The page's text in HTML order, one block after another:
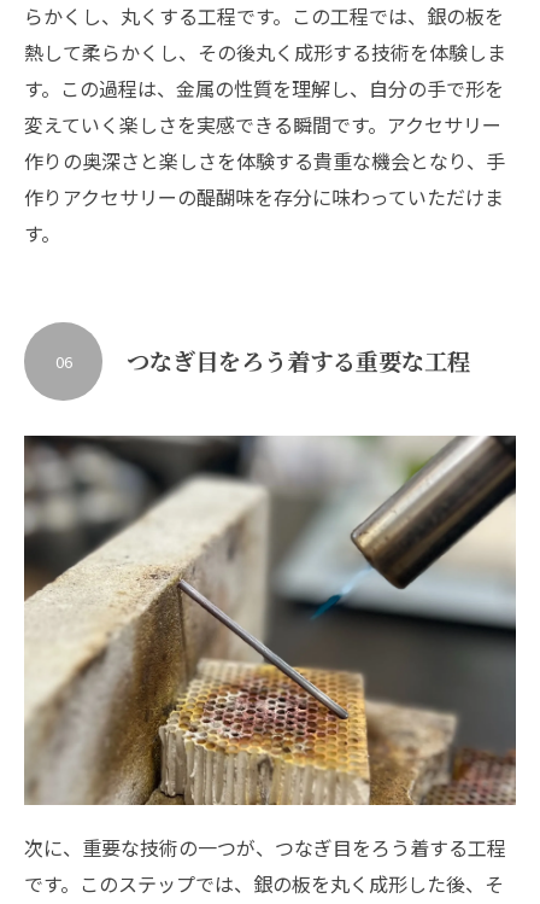
らかくし、丸くする工程です。この工程では、銀の板を
熱して柔らかくし、その後丸く成形する技術を体験しま
す。この過程は、金属の性質を理解し、自分の手で形を
変えていく楽しさを実感できる瞬間です。アクセサリー
作りの奥深さと楽しさを体験する貴重な機会となり、手
作りアクセサリーの醍醐味を存分に味わっていただけま
す。
つなぎ目をろう着する重要な工程
06
次に、重要な技術の一つが、つなぎ目をろう着する工程
です。このステップでは、銀の板を丸く成形した後、そ